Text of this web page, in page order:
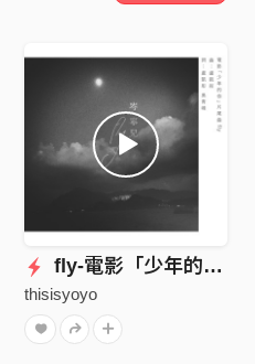
fly-電影「少年的你」片尾曲
thisisyoyo